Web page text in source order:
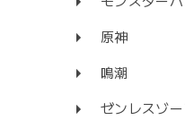
原神
鳴潮
ゼンレスゾ